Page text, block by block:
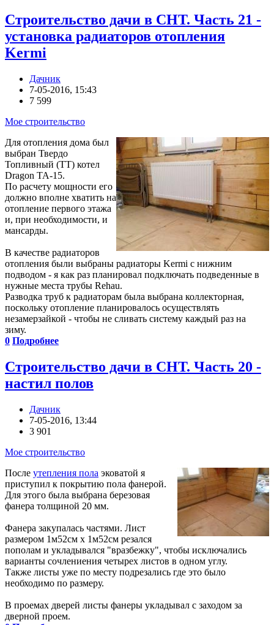
Строительство дачи в СНТ. Часть 21 -
установка радиаторов отопления
Kermi
Дачник
7-05-2016, 15:43
7 599
Мое строительство
Для отопления дома был
выбран Твердо
Топливный (ТТ) котел
Dragon TA-15.
По расчету мощности его
должно вполне хватить на
отопление первого этажа
и, при необходимости, и
мансарды.
В качестве радиаторов
отопления были выбраны радиаторы Kermi с нижним
подводом - я как раз планировал подключать подведенные в
нужные места трубы Rehau.
Разводка труб к радиаторам была выбрана коллекторная,
поскольку отопление планировалось осуществлять
незамерзайкой - чтобы не сливать систему каждый раз на
зиму.
0 Подробнее
Строительство дачи в СНТ. Часть 20 -
настил полов
Дачник
7-05-2016, 13:44
3 901
Мое строительство
После утепления пола эковатой я
приступил к покрытию пола фанерой.
Для этого была выбрана березовая
фанера толщиной 20 мм.
Фанера закупалась частями. Лист
размером 1м52см х 1м52см резался
пополам и укладывался "вразбежку", чтобы исключались
варианты сочлениения четырех листов в одном углу.
Также листы уже по месту подрезались где это было
необходимо по размеру.
В проемах дверей листы фанеры укладывал с заходом за
дверной проем.